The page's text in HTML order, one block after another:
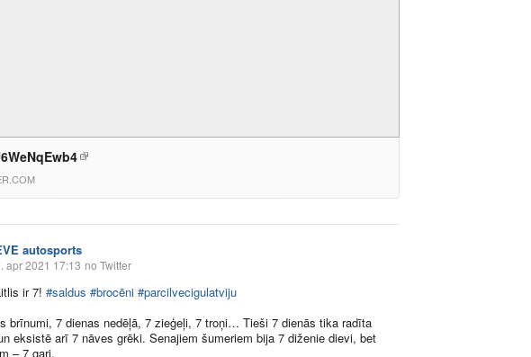
autosports
apr 2021 17:13 no Twitter
ir 7! #saldus #brocēni #parcilvecigulatviju
brīnumi, 7 dienas nedēļā, 7 zieģeļi, 7 troņi… Tieši 7 dienās tika radīta
eksistē arī 7 nāves grēki. Senajiem šumeriem bija 7 diženie dievi, bet
– 7 gari.